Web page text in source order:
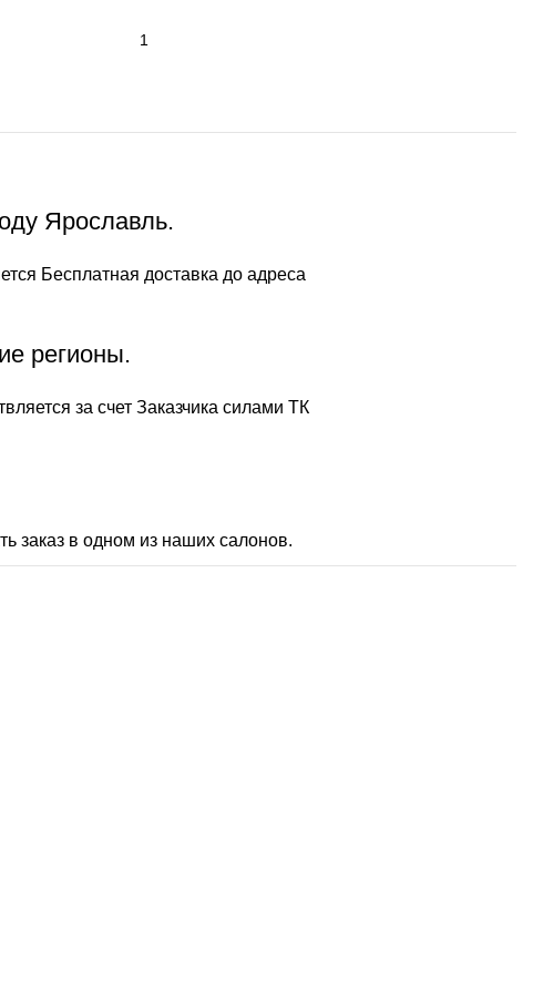
Ярославль.
Бесплатная доставка до адреса
регионы.
за счет Заказчика силами ТК
заказ в одном из наших салонов.